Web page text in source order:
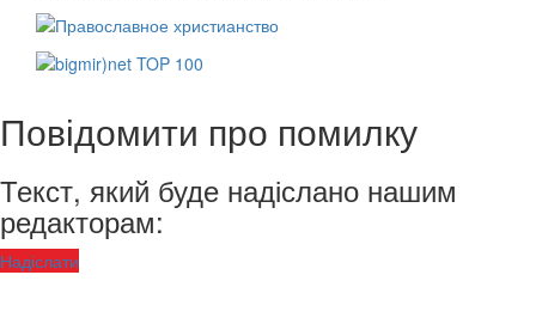
Повідомити про помилку
Текст, який буде надіслано нашим
редакторам:
Надіслати